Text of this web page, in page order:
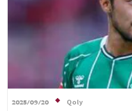
2025/09/20 Qoly